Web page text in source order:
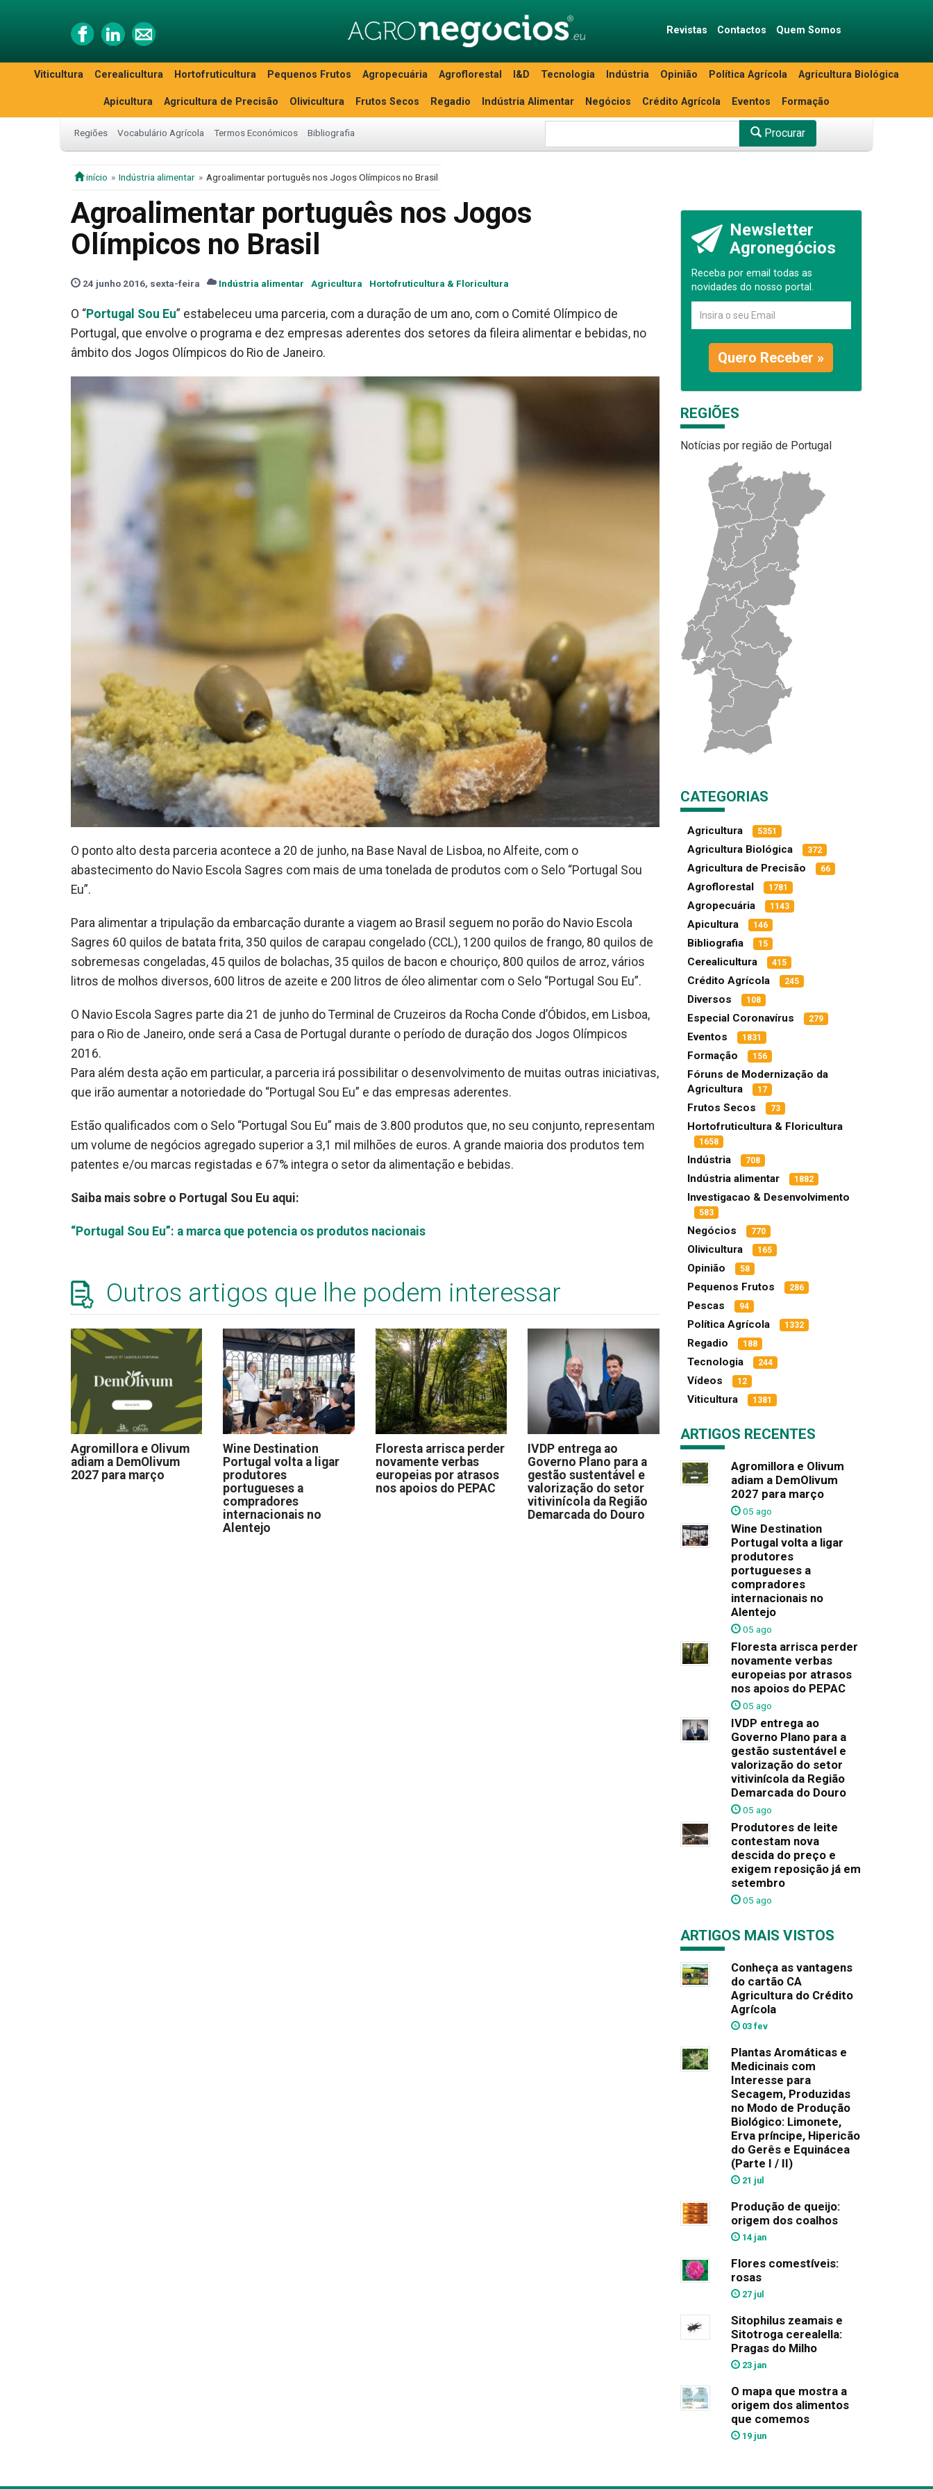
Revistas Contactos Quem Somos
Viticultura Cerealicultura Hortofruticultura Pequenos Frutos Agropecuária Agroflorestal I&D Tecnologia Indústria Opinião Política Agrícola Agricultura Biológica
Apicultura Agricultura de Precisão Olivicultura Frutos Secos Regadio Indústria Alimentar Negócios Crédito Agrícola Eventos Formação
Regiões Vocabulário Agrícola Termos Económicos Bibliografia Procurar
início Indústria alimentar Agroalimentar português nos Jogos Olímpicos no Brasil
Agroalimentar português nos Jogos
Olímpicos no Brasil
24 junho 2016, sexta-feira Indústria alimentar Agricultura Hortofruticultura & Floricultura
O “Portugal Sou Eu” estabeleceu uma parceria, com a duração de um ano, com o Comité Olímpico de
Portugal, que envolve o programa e dez empresas aderentes dos setores da fileira alimentar e bebidas, no
âmbito dos Jogos Olímpicos do Rio de Janeiro.
O ponto alto desta parceria acontece a 20 de junho, na Base Naval de Lisboa, no Alfeite, com o
abastecimento do Navio Escola Sagres com mais de uma tonelada de produtos com o Selo “Portugal Sou
Eu”.
Para alimentar a tripulação da embarcação durante a viagem ao Brasil seguem no porão do Navio Escola
Sagres 60 quilos de batata frita, 350 quilos de carapau congelado (CCL), 1200 quilos de frango, 80 quilos de
sobremesas congeladas, 45 quilos de bolachas, 35 quilos de bacon e chouriço, 800 quilos de arroz, vários
litros de molhos diversos, 600 litros de azeite e 200 litros de óleo alimentar com o Selo “Portugal Sou Eu”.
O Navio Escola Sagres parte dia 21 de junho do Terminal de Cruzeiros da Rocha Conde d’Óbidos, em Lisboa,
para o Rio de Janeiro, onde será a Casa de Portugal durante o período de duração dos Jogos Olímpicos
2016.
Para além desta ação em particular, a parceria irá possibilitar o desenvolvimento de muitas outras iniciativas,
que irão aumentar a notoriedade do “Portugal Sou Eu” e das empresas aderentes.
Estão qualificados com o Selo “Portugal Sou Eu” mais de 3.800 produtos que, no seu conjunto, representam
um volume de negócios agregado superior a 3,1 mil milhões de euros. A grande maioria dos produtos tem
patentes e/ou marcas registadas e 67% integra o setor da alimentação e bebidas.
Saiba mais sobre o Portugal Sou Eu aqui:
“Portugal Sou Eu”: a marca que potencia os produtos nacionais
Outros artigos que lhe podem interessar
Agromillora e Olivum
adiam a DemOlivum
2027 para março
Wine Destination
Portugal volta a ligar
produtores
portugueses a
compradores
internacionais no
Alentejo
Floresta arrisca perder
novamente verbas
europeias por atrasos
nos apoios do PEPAC
IVDP entrega ao
Governo Plano para a
gestão sustentável e
valorização do setor
vitivinícola da Região
Demarcada do Douro
Newsletter
Agronegócios
Receba por email todas as
novidades do nosso portal.
Quero Receber »
REGIÕES
Notícias por região de Portugal
CATEGORIAS
Agricultura 5351
Agricultura Biológica 372
Agricultura de Precisão 66
Agroflorestal 1781
Agropecuária 1143
Apicultura 146
Bibliografia 15
Cerealicultura 415
Crédito Agrícola 245
Diversos 108
Especial Coronavírus 279
Eventos 1831
Formação 156
Fóruns de Modernização da
Agricultura
17
Frutos Secos 73
Hortofruticultura & Floricultura
1658
Indústria 708
Indústria alimentar 1882
Investigacao & Desenvolvimento
583
Negócios 770
Olivicultura 165
Opinião 58
Pequenos Frutos 286
Pescas 94
Política Agrícola 1332
Regadio 188
Tecnologia 244
Vídeos 12
Viticultura 1381
ARTIGOS RECENTES
Agromillora e Olivum
adiam a DemOlivum
2027 para março
05 ago
Wine Destination
Portugal volta a ligar
produtores
portugueses a
compradores
internacionais no
Alentejo
05 ago
Floresta arrisca perder
novamente verbas
europeias por atrasos
nos apoios do PEPAC
05 ago
IVDP entrega ao
Governo Plano para a
gestão sustentável e
valorização do setor
vitivinícola da Região
Demarcada do Douro
05 ago
Produtores de leite
contestam nova
descida do preço e
exigem reposição já em
setembro
05 ago
ARTIGOS MAIS VISTOS
Conheça as vantagens
do cartão CA
Agricultura do Crédito
Agrícola
03 fev
Plantas Aromáticas e
Medicinais com
Interesse para
Secagem, Produzidas
no Modo de Produção
Biológico: Limonete,
Erva príncipe, Hipericão
do Gerês e Equinácea
(Parte I / II)
21 jul
Produção de queijo:
origem dos coalhos
14 jan
Flores comestíveis:
rosas
27 jul
Sitophilus zeamais e
Sitotroga cerealella:
Pragas do Milho
23 jan
O mapa que mostra a
origem dos alimentos
que comemos
19 jun